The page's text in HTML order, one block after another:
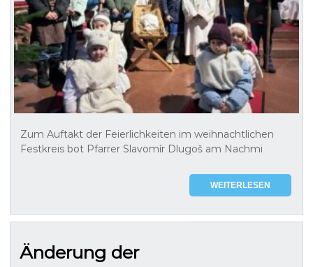
Zum Auftakt der Feierlichkeiten im weihnachtlichen
Festkreis bot Pfarrer Slavomír Dlugoš am Nachmi
WEITERLESEN
Änderung der